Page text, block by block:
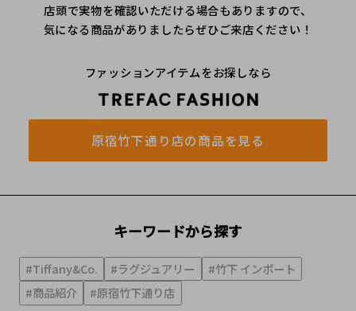
店頭で実物を確認いただける場合もありますので、
気になる商品がありましたらぜひご来店ください！
ファッションアイテムをお探しなら
原宿竹下通り店の商品を見る
キーワードから探す
#Tiffany&Co. #ラグジュアリー
#竹下 インポート
#商品紹介
#原宿竹下通り店